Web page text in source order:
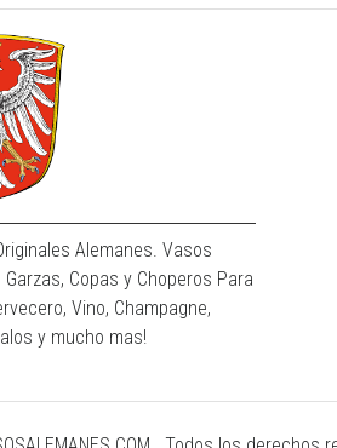
Alemanes. Vasos
Copas y Choperos Para
Vino, Champagne,
y mucho mas!